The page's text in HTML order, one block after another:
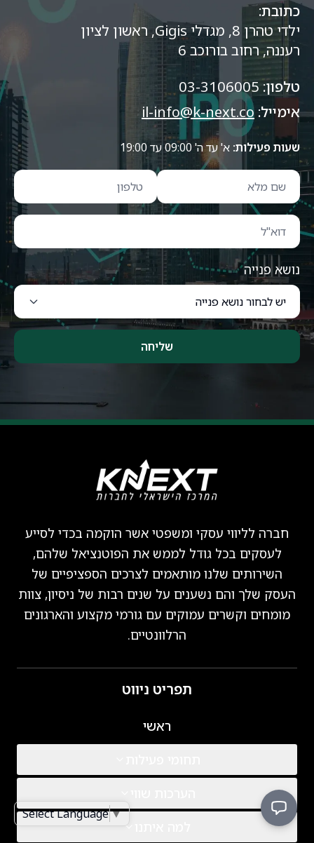
כתובת:
ילדי טהרן 8, מגדלי Gigis, ראשון לציון
רעננה, רחוב בורוכב 6
טלפון:03-3106005
אימייל: il-info@k-next.co
שעות פעילות: א' עד ה' 09:00 עד 19:00
נושא פנייה
שליחה
חברה לליווי עסקי ומשפטי אשר הוקמה בכדי לסייע
לעסקים בכל גודל לממש את הפוטנציאל שלהם,
השירותים שלנו מותאמים לצרכים הספציפיים של
העסק שלך והם נשענים על שנים רבות של ניסיון, צוות
מומחים וקשרים עמוקים עם גורמי מקצוע והארגונים
הרלוונטיים.
תפריט ניווט
ראשי
Select Language▼